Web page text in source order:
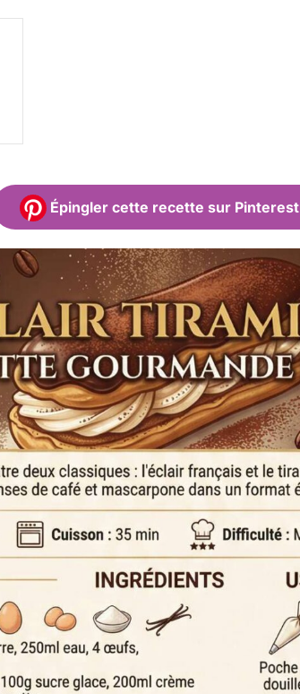
Épingler cette recette sur Pinterest